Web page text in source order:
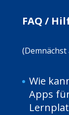
FAQ /
Wie
Apps